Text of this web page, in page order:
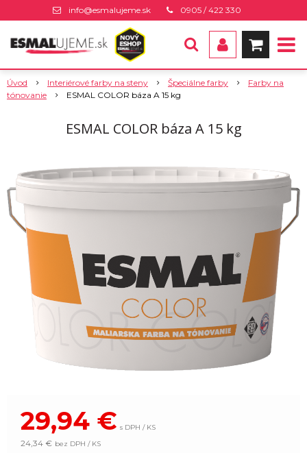
info@esmalujeme.sk 0905 / 422 330
Úvod Interiérové farby na steny Špeciálne farby
Farby na
tónovanie
ESMAL COLOR báza A 15 kg
ESMAL COLOR báza A 15 kg
29,94 € s DPH / KS
24,34 € bez DPH / KS